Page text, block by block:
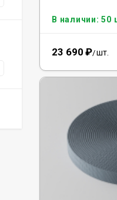
В наличии: 50
23 690 ₽/шт.